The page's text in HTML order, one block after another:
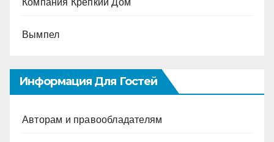
Компания Крепкий Дом
Вымпел
Информация Для Гостей
Авторам и правообладателям